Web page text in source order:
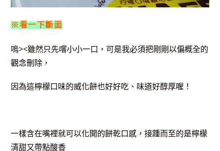
※看一下斷面
嗚><雖然只先嚐小小一口，可是我必須把剛剛以偏概全的
觀念刪除，
因為這檸檬口味的威化餅也好好吃、味道好醇厚喔！
一樣含在嘴裡就可以化開的餅乾口感，接踵而至的是檸檬
清甜又帶點酸香